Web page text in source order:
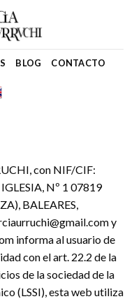
BLOG CONTACTO
con NIF/CIF:
Nº 1 07819
BALEARES,
y
informa al usuario de
con el art. 22.2 de la
de la sociedad de la
(LSSI), esta web utiliza